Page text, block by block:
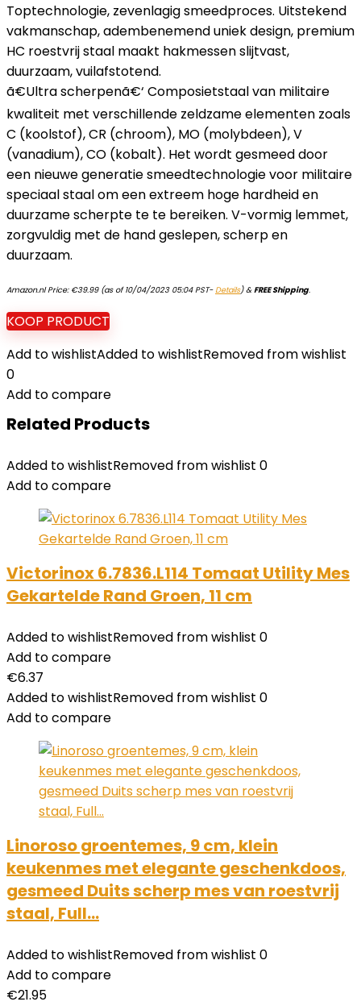
Toptechnologie, zevenlagig smeedproces. Uitstekend
vakmanschap, adembenemend uniek design, premium
HC roestvrij staal maakt hakmessen slijtvast,
duurzaam, vuilafstotend.
ã€Ultra scherpenã€‘ Composietstaal van militaire
kwaliteit met verschillende zeldzame elementen zoals
C (koolstof), CR (chroom), MO (molybdeen), V
(vanadium), CO (kobalt). Het wordt gesmeed door
een nieuwe generatie smeedtechnologie voor militaire
speciaal staal om een extreem hoge hardheid en
duurzame scherpte te te bereiken. V-vormig lemmet,
zorgvuldig met de hand geslepen, scherp en
duurzaam.
Amazon.nl Price: €39.99(as of 10/04/2023 05:04 PST-Details)&FREE Shipping.
KOOP PRODUCT
Add to wishlistAdded to wishlistRemoved from wishlist
0
Add to compare
Related Products
Added to wishlistRemoved from wishlist 0
Add to compare
Victorinox 6.7836.L114 Tomaat Utility Mes
Gekartelde Rand Groen, 11 cm
Added to wishlistRemoved from wishlist 0
Add to compare
€6.37
Added to wishlistRemoved from wishlist 0
Add to compare
Linoroso groentemes, 9 cm, klein
keukenmes met elegante geschenkdoos,
gesmeed Duits scherp mes van roestvrij
staal, Full…
Added to wishlistRemoved from wishlist 0
Add to compare
€21.95